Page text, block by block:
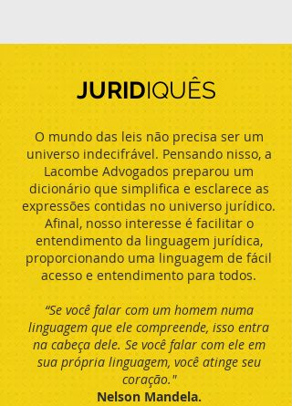
JURIDIQUÊS
O mundo das leis não precisa ser um
universo indecifrável. Pensando nisso, a
Lacombe Advogados preparou um
dicionário que simplifica e esclarece as
expressões contidas no universo jurídico.
Afinal, nosso interesse é facilitar o
entendimento da linguagem jurídica,
proporcionando uma linguagem de fácil
acesso e entendimento para todos.
“Se você falar com um homem numa
linguagem que ele compreende, isso entra
na cabeça dele. Se você falar com ele em
sua própria linguagem, você atinge seu
coração."
Nelson Mandela.